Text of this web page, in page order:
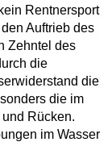
Rentnersport
Auftrieb des
Zehntel des
die
die
die im
Rücken.
im Wasser